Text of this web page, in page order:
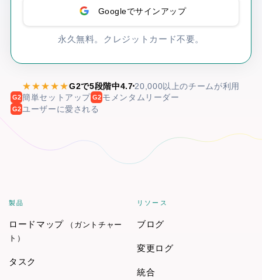
Googleでサインアップ
永久無料。クレジットカード不要。
★★★★★G2で5段階中4.7 20,000以上のチームが利用
G2 簡単セットアップ G2 モメンタムリーダー
G2 ユーザーに愛される
製品
ロードマップ
（ガントチャー
ト）
タスク
リソース
ブログ
変更ログ
統合